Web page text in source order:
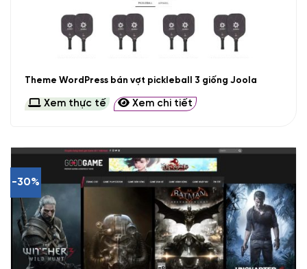
Theme WordPress bán vợt pickleball 3 giống Joola
Xem thực tế Xem chi tiết
-30%